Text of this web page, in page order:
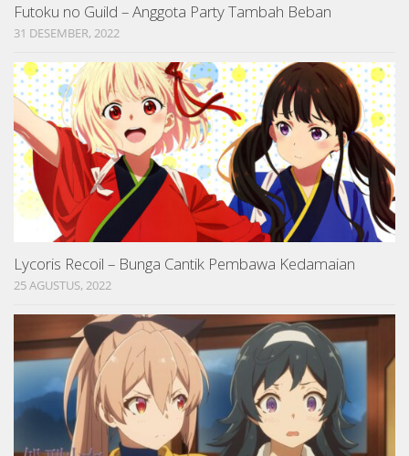
Futoku no Guild – Anggota Party Tambah Beban
31 DESEMBER, 2022
Lycoris Recoil – Bunga Cantik Pembawa Kedamaian
25 AGUSTUS, 2022